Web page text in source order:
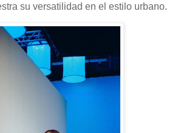
su versatilidad en el estilo urbano.